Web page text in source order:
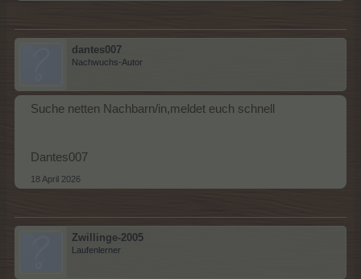
dantes007
Nachwuchs-Autor
Suche netten Nachbarn/in,meldet euch schnell
Dantes007
18 April 2026
Zwillinge-2005
Laufenlerner